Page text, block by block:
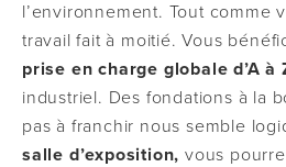
l’environnement. Tout comme
travail fait à moitié. Vous
prise en charge globale d’A à
industriel. Des fondations à la
pas à franchir nous semble
salle d’exposition,vous